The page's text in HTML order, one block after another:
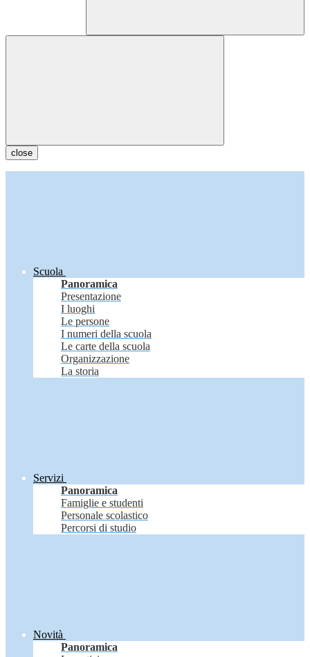
close
Scuola
Panoramica
Presentazione
I luoghi
Le persone
I numeri della scuola
Le carte della scuola
Organizzazione
La storia
Servizi
Panoramica
Famiglie e studenti
Personale scolastico
Percorsi di studio
Novità
Panoramica